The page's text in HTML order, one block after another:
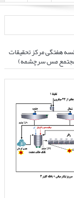
هفتگی مرکز تحقیقات
مجتمع مس سرچشمه)